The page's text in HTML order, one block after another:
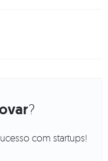
?
com startups!